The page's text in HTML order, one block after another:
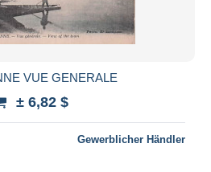
VUE GENERALE
± 6,82 $
Gewerblicher Händler